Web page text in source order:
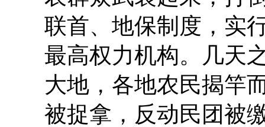
联首、地保制度，实
最高权力机构。几天
大地，各地农民揭竿
被捉拿，反动民团被